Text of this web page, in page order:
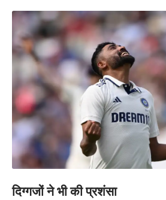
दिग्गजों ने भी की प्रशंसा